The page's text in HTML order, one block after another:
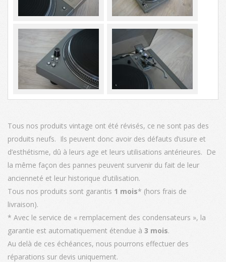
Tous nos produits vintage ont été révisés, ce ne sont pas des
produits neufs. Ils peuvent donc avoir des défauts d’usure et
d’esthétisme, dû à leurs age et leurs utilisations antérieures. De
la même façon des pannes peuvent survenir du fait de leur
ancienneté et leur historique d’utilisation.
Tous nos produits sont garantis 1 mois* (hors frais de
livraison).
* Avec le service de « remplacement des condensateurs », la
garantie est automatiquement étendue à 3 mois.
Au delà de ces échéances, nous pourrons effectuer des
réparations sur devis uniquement.